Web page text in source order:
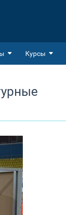
Курсы